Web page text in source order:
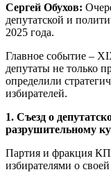
Сергей Обухов:
депутатской и
2025 года.
Главное событие –
депутаты не только
определили
избирателей.
1. Съезд о
разрушительному
Партия и фракция
избирателями о